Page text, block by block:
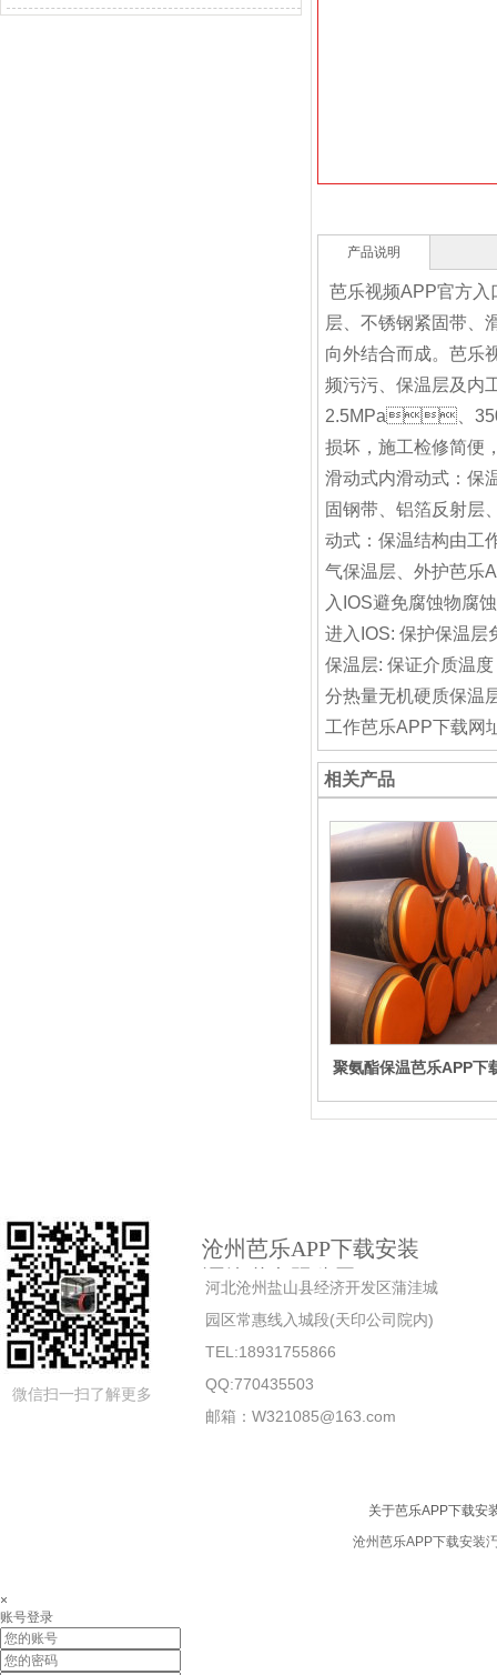
产品说明
芭乐视频APP官方入
层、不锈钢紧固
向外结合而成。
频污污、保温层及
2.5MPa、350摄
损坏，施工检修简便
滑动式内滑动式：
固钢带、铝箔反
动式：保温结构由
气保温层、外护
入IOS避免腐蚀物腐
进入IOS: 保护保温层
保温层: 保证介质温度
分热量无机硬质保温层
工作芭乐APP下载
相关产品
聚氨酯保温芭乐APP下
微信扫一扫了解更多
河北沧州盐山县经济开发区蒲洼城
园区常惠线入城段(天印公司院内)
TEL:18931755866
QQ:770435503
邮箱：W321085@163.com
沧州芭乐APP下载安装
汅管道有限公司
关于芭乐APP下载安
沧州芭乐APP下载安装
×
账号登录